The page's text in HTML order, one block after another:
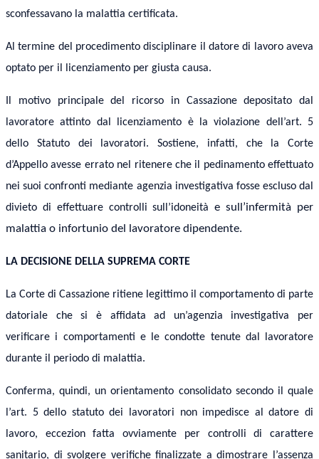
sconfessavano la malattia certificata.
Al termine del procedimento disciplinare il datore di lavoro aveva
optato per il licenziamento per giusta causa.
Il motivo principale del ricorso in Cassazione depositato dal
lavoratore attinto dal licenziamento è la violazione dell’art. 5
dello Statuto dei lavoratori.
Sostiene, infatti, che la Corte
d’Appello avesse errato nel ritenere che il pedinamento effettuato
nei suoi confronti mediante agenzia investigativa fosse escluso dal
divieto di effettuare controlli sull’idoneitàe sull’infermità per
malattia o infortunio del lavoratore dipendente.
LA DECISIONE DELLA SUPREMA CORTE
La Corte di Cassazione ritiene legittimo il comportamento di parte
datoriale che si è affidata ad un’agenzia investigativa per
verificare i comportamenti e le condotte tenute dal lavoratore
durante il periodo di malattia.
Conferma, quindi, un orientamento consolidato secondo il quale
l’art. 5 dello statutodei lavoratori non impedisce al datore di
lavoro, eccezion fatta ovviamente per controlli di carattere
sanitario, di svolgere verifiche finalizzate a dimostrare l’assenza